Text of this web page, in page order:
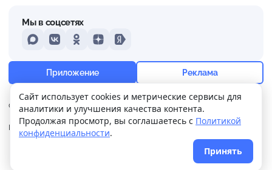
+16° Ощущается как +16
7 м/с 756 мм 99%
О нас Контакты Прислать новость
Реклама
Политика
конфиденциальности
Мы в соцсетях
MAXVKontakteOdnoklassniki
DzenYandex
Приложение Реклама
. Поддержка сайтаWPSUPPORT
Сайт использует cookies и метрические сервисы для
аналитики и улучшения качества контента.
Продолжая просмотр, вы соглашаетесь с Политикой
конфиденциальности.
Принять